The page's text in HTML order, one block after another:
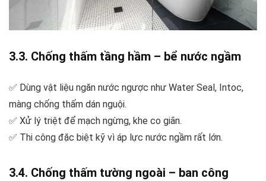
3.3. Chống thấm tầng hầm – bể nước ngầm
✅ Dùng vật liệu ngăn nước ngược như Water Seal, Intoc,
màng chống thấm dán nguội.
✅ Xử lý triệt để mạch ngừng, khe co giãn.
✅ Thi công đặc biệt kỹ vì áp lực nước ngầm rất lớn.
3.4. Chống thấm tường ngoài – ban công